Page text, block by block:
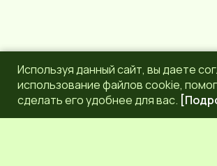
Используя данный сайт, вы даете
использование файлов cookie,
сделать его удобнее для вас.